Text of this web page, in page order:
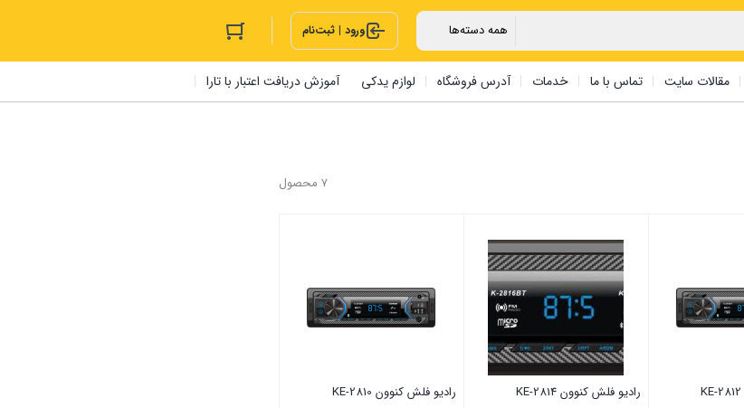
ورود | ثبت‌نام
مقالات سایت تماس با ما خدمات آدرس فروشگاه لوازم یدکی آموزش دریافت اعتبار با تارا
7 محصول
رادیو فلش کنوون KE-2814 رادیو فلش کنوون KE-2810